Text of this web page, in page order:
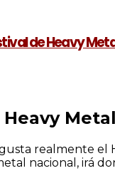
de Heavy
realmente
nacional, irá